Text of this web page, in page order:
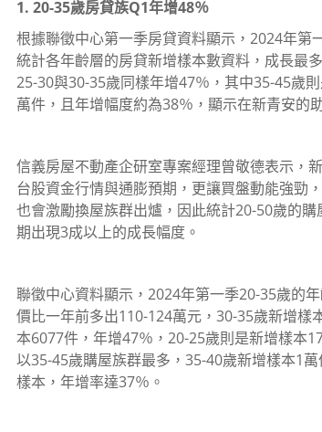
1. 20-35歲房貸族Q1年增48％
根據聯徵中心第一季房貸資料顯示，2024年第
統計各年齡層的房貸新增樣本數資料，成長最
25-30與30-35歲同樣年增47％，其中35-45歲
萬件，且年增幅度約為38％，顯示在新青安的
信義房屋不動產企研室專案經理曾敬德表示，
台股資金行情與通膨預期，更讓買盤動能強勁
也會激勵換屋族群出爐，因此統計20-50歲的
期出現3成以上的成長幅度。
聯徵中心資料顯示，2024年第一季20-35歲的
價比一年前多出110-124萬元，30-35歲新增樣
本6077件，年增47％，20-25歲則是新增樣本
以35-45歲購屋族群最多，35-40歲新增樣本1
樣本，年增率達37％。